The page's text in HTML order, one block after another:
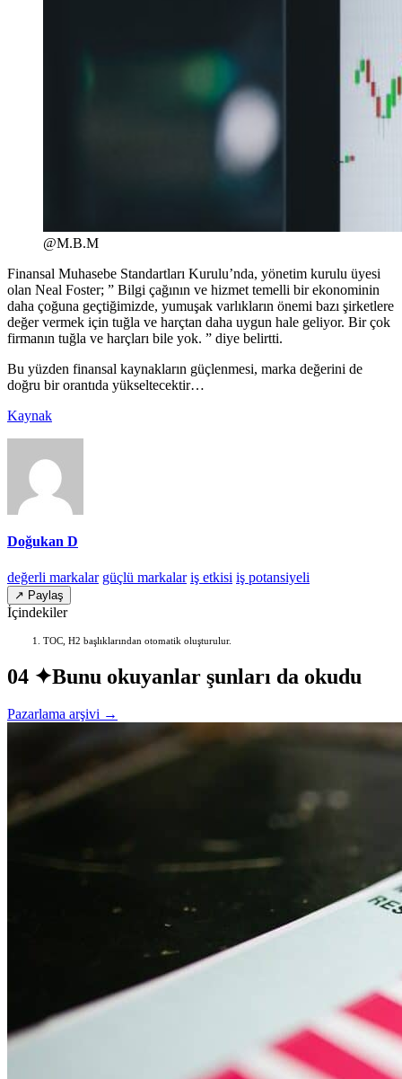
@M.B.M
Finansal Muhasebe Standartları Kurulu’nda, yönetim kurulu üyesi
olan Neal Foster; ” Bilgi çağının ve hizmet temelli bir ekonominin
daha çoğuna geçtiğimizde, yumuşak varlıkların önemi bazı şirketlere
değer vermek için tuğla ve harçtan daha uygun hale geliyor. Bir çok
firmanın tuğla ve harçları bile yok. ” diye belirtti.
Bu yüzden finansal kaynakların güçlenmesi, marka değerini de
doğru bir orantıda yükseltecektir…
Kaynak
Doğukan D
değerli markalar güçlü markalar iş etkisi iş potansiyeli
↗ Paylaş
İçindekiler
TOC, H2 başlıklarından otomatik oluşturulur.
04 ✦Bunu okuyanlar şunları da okudu
Pazarlama arşivi →